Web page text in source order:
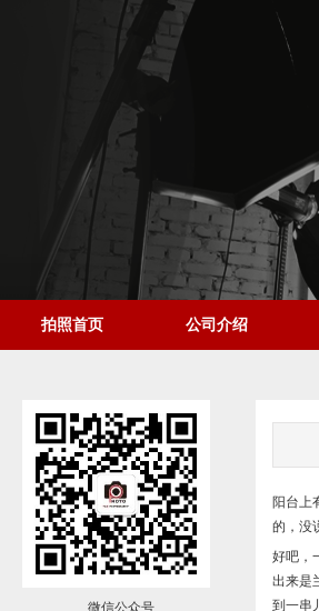
拍照首页 公司介绍
阳台上
的，没
好吧，
出来是
到一串
微信公众号